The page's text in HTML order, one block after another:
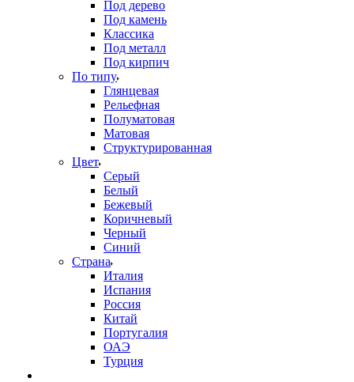
Под дерево
Под камень
Классика
Под металл
Под кирпич
По типу
Глянцевая
Рельефная
Полуматовая
Матовая
Структурированная
Цвет
Серый
Белый
Бежевый
Коричневый
Черный
Синий
Страна
Италия
Испания
Россия
Китай
Португалия
ОАЭ
Турция